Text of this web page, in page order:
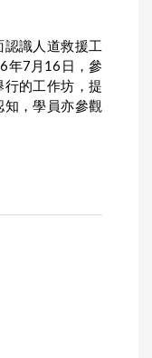
認識人道救援工
年7月16日，參
行的工作坊，提
知，學員亦參觀